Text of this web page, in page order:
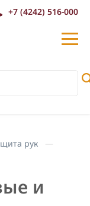
+7 (4242) 516-000
рук
и